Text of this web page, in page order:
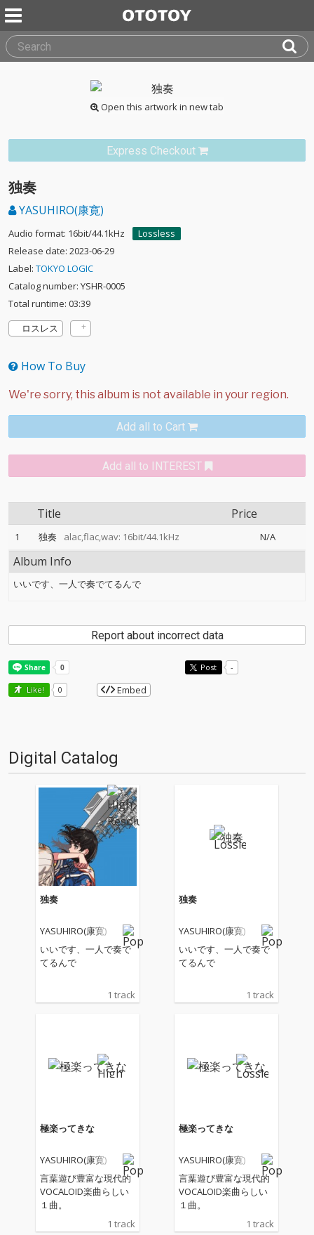
Open this artwork in new tab
Express Checkout
独奏
YASUHIRO(康寛)
Audio format: 16bit/44.1kHz
Lossless
Release date: 2023-06-29
Label: TOKYO LOGIC
Catalog number: YSHR-0005
Total runtime: 03:39
ロスレス
How To Buy
Add all to Cart
Add all to INTEREST
Title Price
1 独奏 alac,flac,wav: 16bit/44.1kHz N/A
Album Info
いいです、一人で奏でてるんで
Report about incorrect data
Post -
Like! 0 Embed
Digital Catalog
独奏
YASUHIRO(康寛)
いいです、一人で奏で
てるんで
1 track
独奏
YASUHIRO(康寛)
いいです、一人で奏で
てるんで
1 track
極楽ってきな
YASUHIRO(康寛)
言葉遊び豊富な現代的
VOCALOID楽曲らしい
１曲。
1 track
極楽ってきな
YASUHIRO(康寛)
言葉遊び豊富な現代的
VOCALOID楽曲らしい
１曲。
1 track